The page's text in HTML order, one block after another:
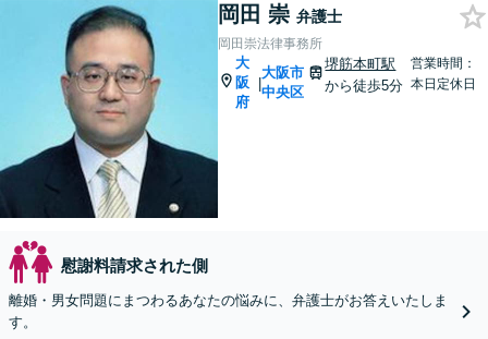
岡田 崇 弁護士
岡田崇法律事務所
大
阪
府
|
大阪市
中央区
堺筋本町駅
から徒歩5分
営業時間：
本日定休日
慰謝料請求された側
離婚・男女問題にまつわるあなたの悩みに、弁護士がお答えいたしま
す。